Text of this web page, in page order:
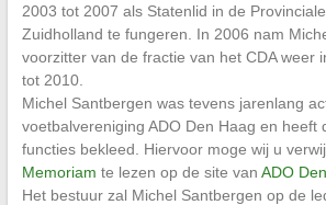
2003 tot 2007 als Statenlid in de
Zuidholland te fungeren. In 2006 nam
voorzitter van de fractie van het CDA weer
tot 2010.
Michel Santbergen was tevens jarenlang
voetbalvereniging ADO Den Haag en heeft
functies bekleed. Hiervoor moge wij u
Memoriam te lezen op de site van ADO
Het bestuur zal Michel Santbergen op de